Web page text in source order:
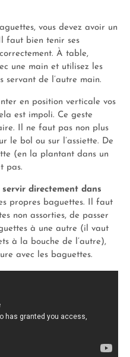
vous devez avoir un
faut bien tenir ses
À table,
une main et utilisez les
servant de l’autre main.
en position verticale vos
est impoli. Ce geste
Il ne faut pas non plus
le bol ou sur l’assiette. De
(en la plantant dans un
pas.
directement dans
propres baguettes. Il faut
non assorties, de passer
à une autre (il vaut
à la bouche de l’autre),
avec les baguettes.